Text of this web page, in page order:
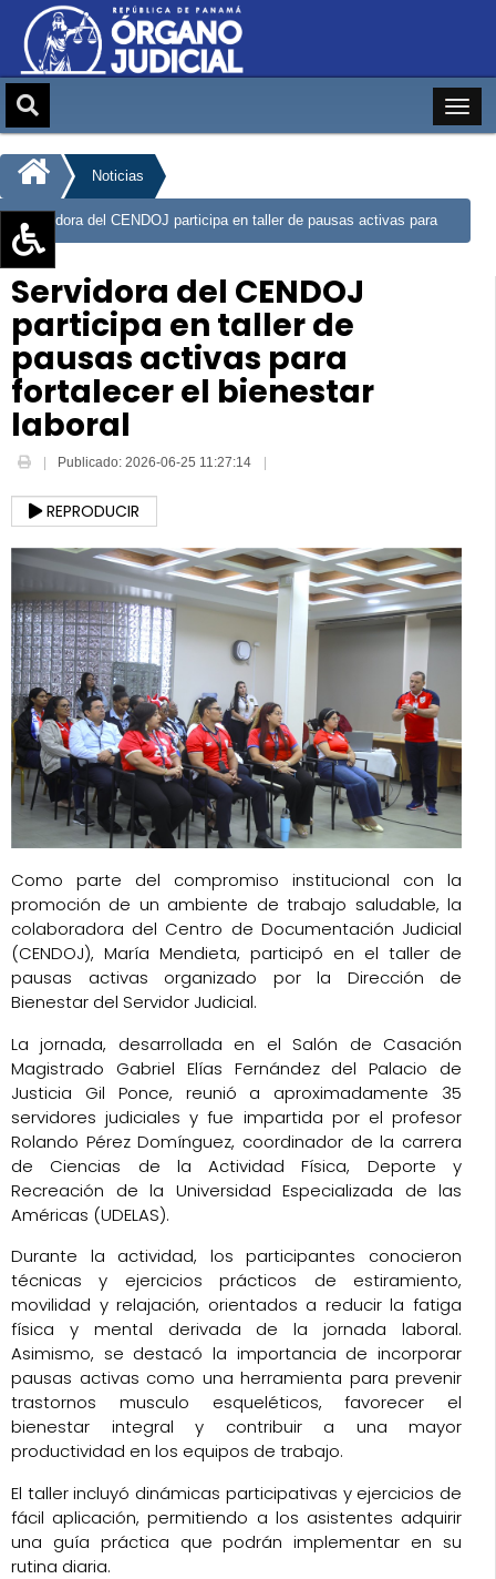
Aumentar texto (+)
Reducir texto (-)
Restablecer texto
Escala de Brillo
Escala de grises
Noticias
Servidora del CENDOJ participa en taller de pausas activas para
Servidora del CENDOJ
participa en taller de
pausas activas para
fortalecer el bienestar
laboral
Publicado: 2026-06-25 11:27:14
REPRODUCIR
Como parte del compromiso institucional con la
promoción de un ambiente de trabajo saludable, la
colaboradora del Centro de Documentación Judicial
(CENDOJ), María Mendieta, participó en el taller de
pausas activas organizado por la Dirección de
Bienestar del Servidor Judicial.
La jornada, desarrollada en el Salón de Casación
Magistrado Gabriel Elías Fernández del Palacio de
Justicia Gil Ponce, reunió a aproximadamente 35
servidores judiciales y fue impartida por el profesor
Rolando Pérez Domínguez, coordinador de la carrera
de Ciencias de la Actividad Física, Deporte y
Recreación de la Universidad Especializada de las
Américas (UDELAS).
Durante la actividad, los participantes conocieron
técnicas y ejercicios prácticos de estiramiento,
movilidad y relajación, orientados a reducir la fatiga
física y mental derivada de la jornada laboral.
Asimismo, se destacó la importancia de incorporar
pausas activas como una herramienta para prevenir
trastornos musculo esqueléticos, favorecer el
bienestar integral y contribuir a una mayor
productividad en los equipos de trabajo.
El taller incluyó dinámicas participativas y ejercicios de
fácil aplicación, permitiendo a los asistentes adquirir
una guía práctica que podrán implementar en su
rutina diaria.